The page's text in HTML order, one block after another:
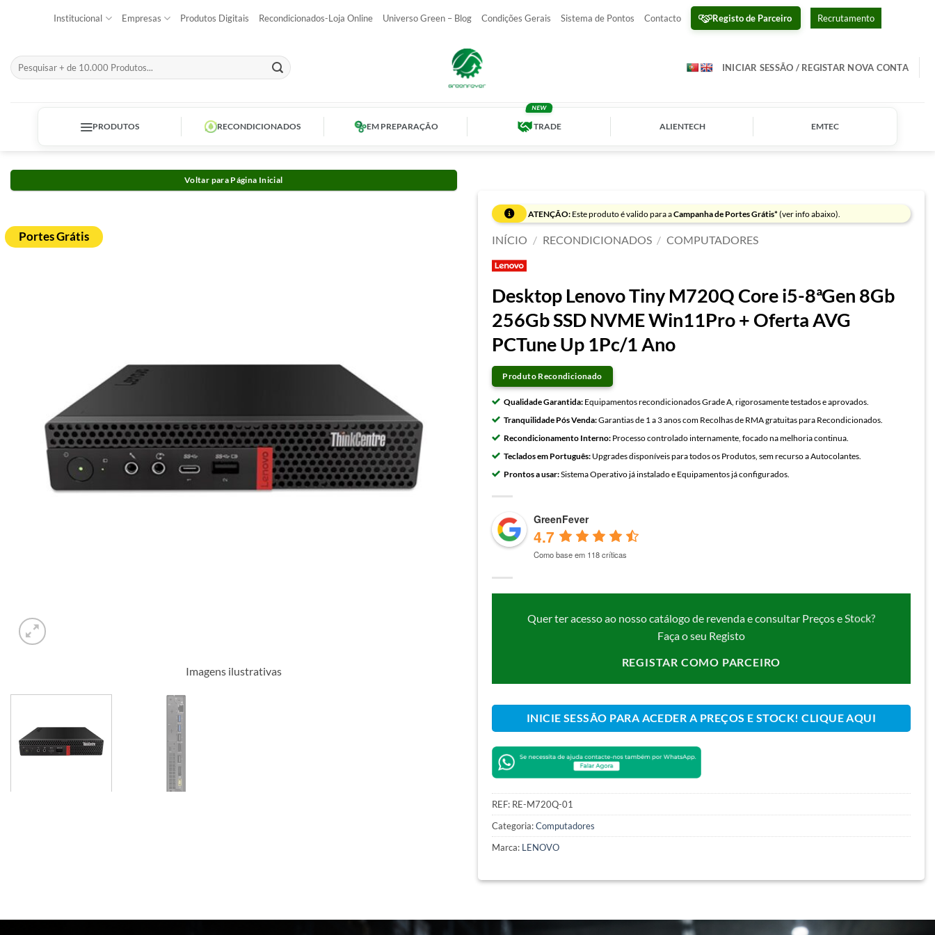
Institucional Empresas Produtos Digitais Recondicionados-Loja Online Universo Green – Blog Condições Gerais Sistema de Pontos Contacto Registo de Parceiro Recrutamento
Pesquisar
por:
INICIAR SESSÃO / REGISTAR NOVA CONTA
PRODUTOS RECONDICIONADOS EM PREPARAÇÃO TRADE ALIENTECH EMTEC
Voltar para Página Inicial
Portes Grátis
Imagens ilustrativas
ATENÇÃO: Este produto é valido para aCampanha de Portes Grátis*(ver info abaixo).
INÍCIO / RECONDICIONADOS / COMPUTADORES
Desktop Lenovo Tiny M720Q Core i5-8ªGen 8Gb
256Gb SSD NVME Win11Pro + Oferta AVG
PCTune Up 1Pc/1 Ano
Produto Recondicionado
Qualidade Garantida: Equipamentos recondicionados Grade A, rigorosamente testados e aprovados.
Tranquilidade Pós Venda:Garantias de 1 a 3 anos com Recolhas de RMA gratuitas para Recondicionados.
Recondicionamento Interno: Processo controlado internamente, focado na melhoria continua.
Teclados em Português: Upgrades disponíveis para todos os Produtos, sem recurso a Autocolantes.
Prontos a usar:Sistema Operativo já instalado e Equipamentos já configurados.
GreenFever
4.7
Como base em 118 críticas
Quer ter acesso ao nosso catálogo de revenda e consultar Preços e Stock?
Faça o seu Registo
REGISTAR COMO PARCEIRO
INICIE SESSÃO PARA ACEDER A PREÇOS E STOCK! CLIQUE AQUI
REF: RE-M720Q-01
Categoria:Computadores
Marca: LENOVO